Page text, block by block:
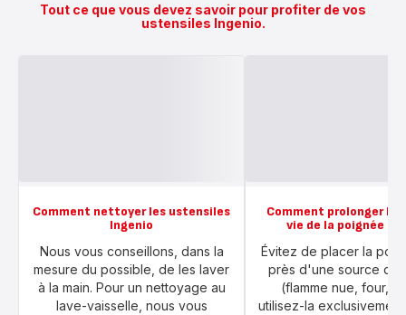
Tout ce que vous devez savoir pour profiter de vos
ustensiles Ingenio.
Comment nettoyer les ustensiles
Ingenio
Nous vous conseillons, dans la
mesure du possible, de les laver
à la main. Pour un nettoyage au
lave-vaisselle, nous vous
Comment prolonger la
vie de la poignée
Évitez de placer la
près d'une source de
(flamme nue, four,
utilisez-la